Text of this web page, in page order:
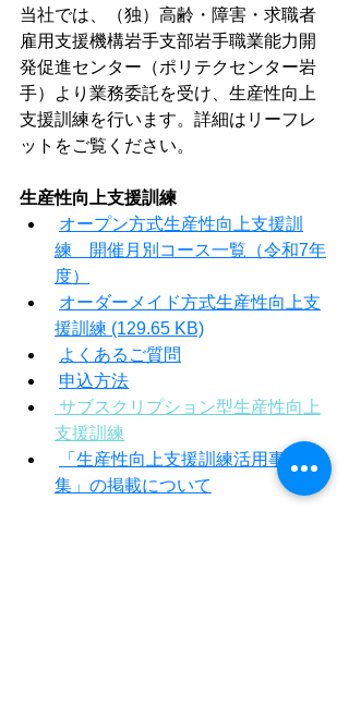
当社では、（独）高齢・障害・求職者
雇用支援機構岩手支部岩手職業能力開
発促進センター（ポリテクセンター岩
手）より業務委託を受け、生産性向上
支援訓練を行います。詳細はリーフレ
ットをご覧ください。
生産性向上支援訓練
オープン方式生産性向上支援訓
練　開催月別コース一覧（令和7年
度）
オーダーメイド方式生産性向上支
援訓練 (129.65 KB)
よくあるご質問
申込方法
サブスクリプション型生産性向上
支援訓練
「生産性向上支援訓練活用事例
集」の掲載について